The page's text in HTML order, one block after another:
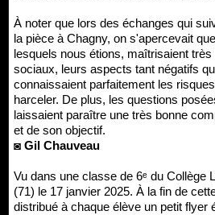
À noter que lors des échanges qui
la pièce à Chagny, on s'apercevait
lesquels nous étions, maîtrisaient
sociaux, leurs aspects tant négatifs
connaissaient parfaitement les
harceler. De plus, les questions
laissaient paraître une très bonne
et de son objectif.
◙ Gil Chauveau
Vu dans une classe de 6ᵉ du Collège
(71) le 17 janvier 2025. À la fin de
distribué à chaque élève un petit flyer